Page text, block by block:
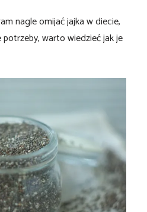
nagle omijać jajka w diecie,
potrzeby, warto wiedzieć jak je